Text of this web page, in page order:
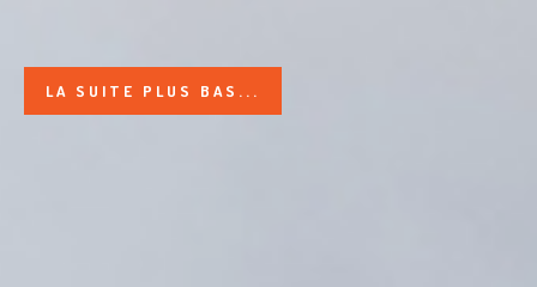
LA SUITE PLUS BAS...